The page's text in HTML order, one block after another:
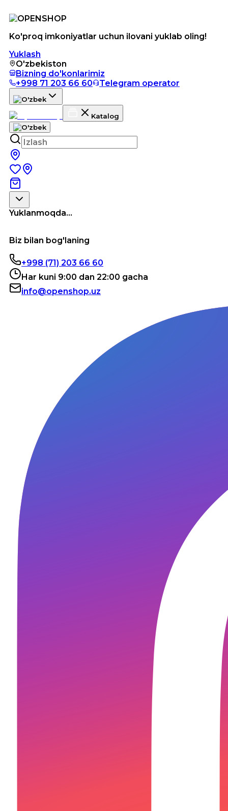
Ko'proq imkoniyatlar uchun ilovani yuklab oling!
Yuklash
O'zbekiston
Bizning do'konlarimiz
+998 71 203 66 60
Telegram operator
Katalog
Yuklanmoqda...
Biz bilan bog'laning
+998 (71) 203 66 60
Har kuni 9:00 dan 22:00 gacha
info@openshop.uz